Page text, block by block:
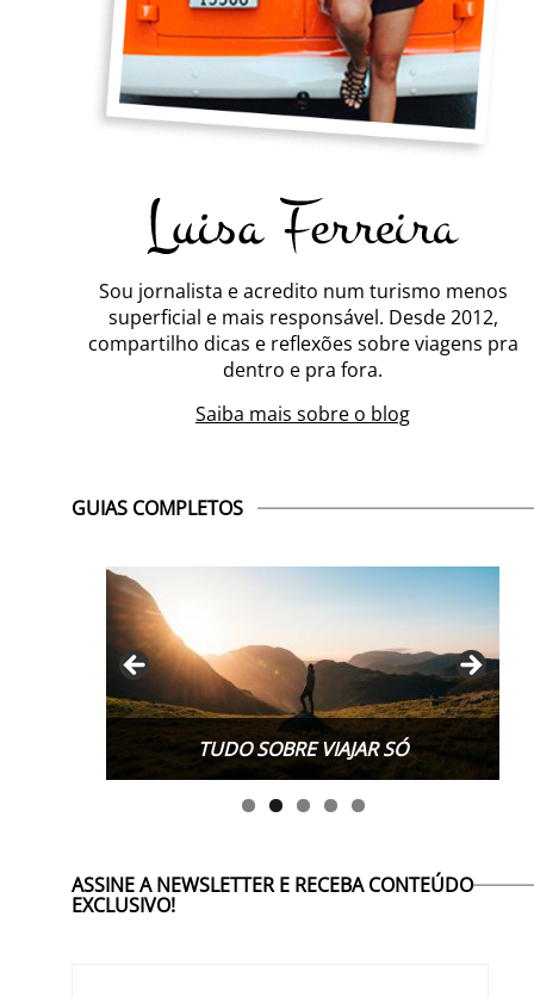
Sou jornalista e acredito num turismo menos
superficial e mais responsável. Desde 2012,
compartilho dicas e reflexões sobre viagens pra
dentro e pra fora.
Saiba mais sobre o blog
GUIAS COMPLETOS
TUDO SOBRE VIAJAR SÓ
ASSINE A NEWSLETTER E RECEBA CONTEÚDO
EXCLUSIVO!